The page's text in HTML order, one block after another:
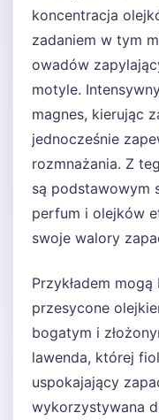
koncentracja
zadaniem w tym
owadów
motyle.
magnes, kierując
jednocześnie
rozmnażania. Z
są podstawowym
perfum i olejków
swoje walory
Przykładem
przesycone
bogatym i
lawenda, której
uspokajający
wykorzystywana